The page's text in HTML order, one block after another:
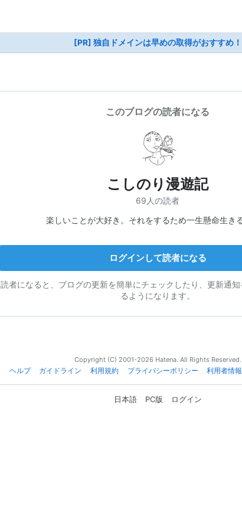
[PR] 独自ドメインは早めの取得がおすすめ！
このブログの読者になる
こしのり漫遊記
69人の読者
楽しいことが大好き。それをするため一生懸命生きる
ログインして読者になる
読者になると、ブログの更新を簡単にチェックしたり、更新通
るようになります。
Copyright (C) 2001-2026 Hatena. All Rights Reserved.
ヘルプ
ガイドライン 利用規約 プライバシーポリシー 利用者情
日本語 PC版 ログイン